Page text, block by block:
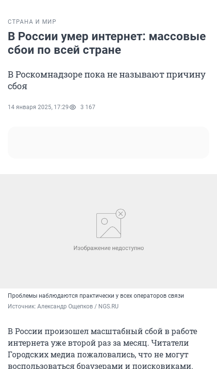
СТРАНА И МИР
В России умер интернет: массовые
сбои по всей стране
В Роскомнадзоре пока не называют причину
сбоя
14 января 2025, 17:29 3 167
Проблемы наблюдаются практически у всех операторов связи
Источник: Александр Ощепков / NGS.RU
В России произошел масштабный сбой в работе
интернета уже второй раз за месяц. Читатели
Городских медиа пожаловались, что не могут
воспользоваться браузерами и поисковиками.